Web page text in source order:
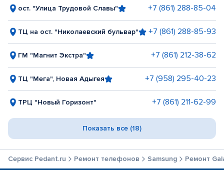
ост. "Улица Трудовой Славы" +7 (861) 288-85-04
ТЦ на ост. "Николаевский бульвар" +7 (861) 288-85-93
ГМ "Магнит Экстра" +7 (861) 212-38-62
ТЦ "Мега", Новая Адыгея +7 (958) 295-40-23
ТРЦ "Новый Горизонт" +7 (861) 211-62-99
Показать все (18)
Сервис Pedant.ru Ремонт телефонов Samsung Ремонт